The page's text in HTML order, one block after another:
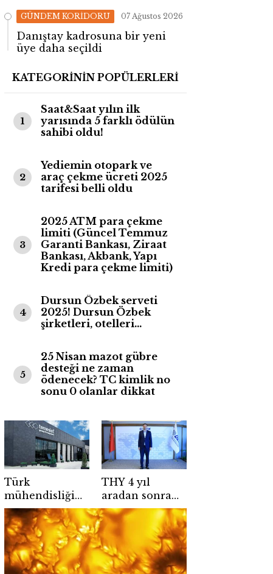
GÜNDEM KORİDORU 07 Ağustos 2026
Danıştay kadrosuna bir yeni
üye daha seçildi
KATEGORİNİN POPÜLERLERİ
1
Saat&Saat yılın ilk
yarısında 5 farklı ödülün
sahibi oldu!
2
Yediemin otopark ve
araç çekme ücreti 2025
tarifesi belli oldu
3
2025 ATM para çekme
limiti (Güncel Temmuz
Garanti Bankası, Ziraat
Bankası, Akbank, Yapı
Kredi para çekme limiti)
4
Dursun Özbek serveti
2025! Dursun Özbek
şirketleri, otelleri…
5
25 Nisan mazot gübre
desteği ne zaman
ödenecek? TC kimlik no
sonu 0 olanlar dikkat
Türk
mühendisliği
imzalı robotik
depo sistemleri
dünyaya ihraç
ediliyor
THY 4 yıl
aradan sonra
Minsk
seferlerine
yeniden
başlıyor